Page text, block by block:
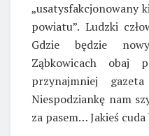
„usatysfakcjonowany
powiatu”. Ludzki
Gdzie będzie
Ząbkowicach obaj
przynajmniej
Niespodziankę nam
za pasem… Jakieś